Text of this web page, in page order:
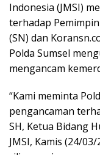
Indonesia (JMSI)
terhadap
(SN) dan
Polda Sumsel
mengancam
“Kami meminta
pengancaman
SH, Ketua Bidang
JMSI, Kamis (24/